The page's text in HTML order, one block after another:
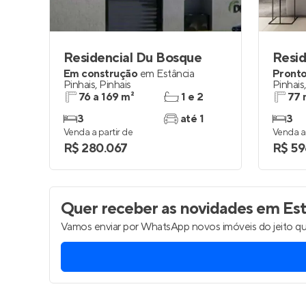
Residencial Du Bosque
Em construção em Estância
Pinhais, Pinhais
76 a 169 m²
3
1 e 2
até 1
Venda a partir de
R$ 280.067
Pinhais
77
3
Venda
R$
Quer receber as novidadesem
Vamos enviar por WhatsApp novos imóveis do jeito